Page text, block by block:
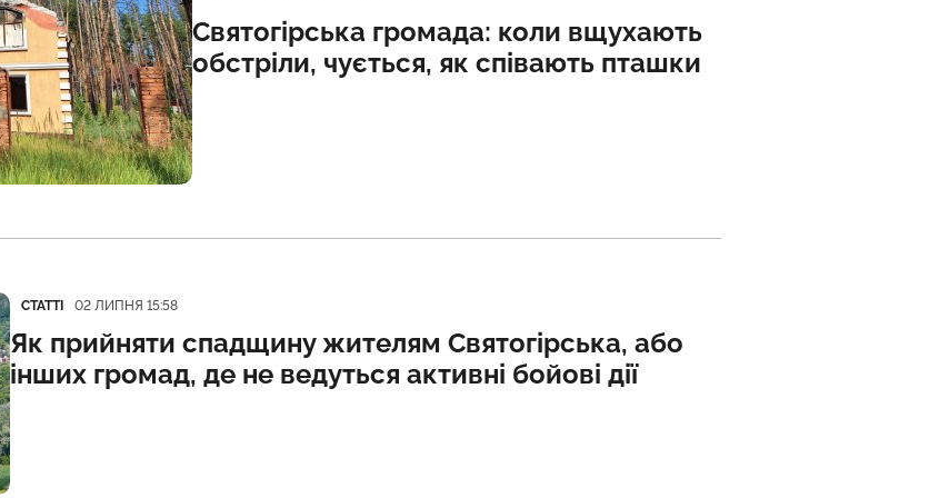
Святогірська громада: коли вщухають
обстріли, чується, як співають пташки
Категорія
СТАТТІ
Дата публікації
02 ЛИПНЯ 15:58
Як прийняти спадщину жителям Святогірська, або
інших громад, де не ведуться активні бойові дії